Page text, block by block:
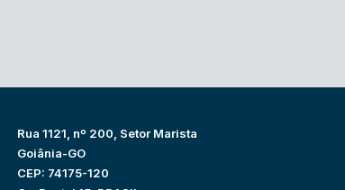
Rua 1121, nº 200, Setor Marista
Goiânia-GO
CEP: 74175-120